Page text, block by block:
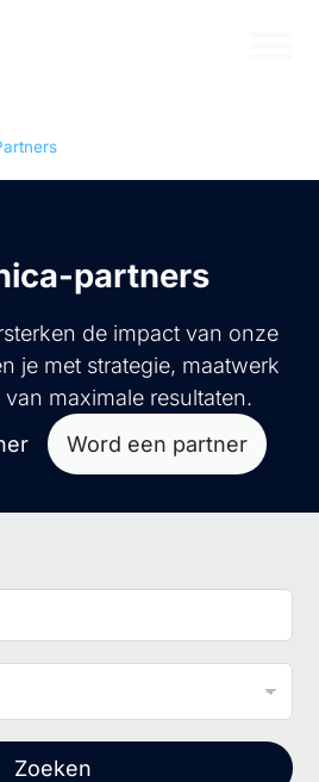
partners
de impact van onze
je met strategie, maatwerk
maximale resultaten.
Word een partner
Zoeken